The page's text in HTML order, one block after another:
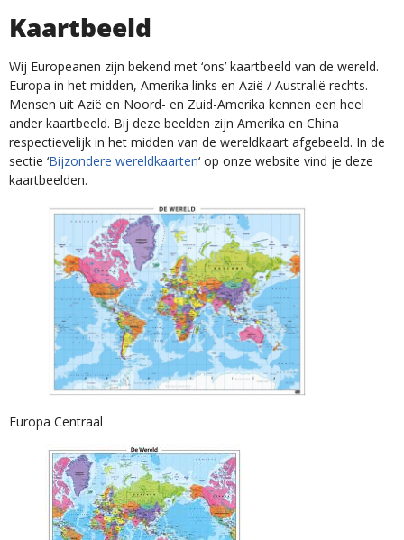
Kaartbeeld
Wij Europeanen zijn bekend met ‘ons’ kaartbeeld van de wereld.
Europa in het midden, Amerika links en Azië / Australië rechts.
Mensen uit Azië en Noord- en Zuid-Amerika kennen een heel
ander kaartbeeld. Bij deze beelden zijn Amerika en China
respectievelijk in het midden van de wereldkaart afgebeeld. In de
sectie ‘Bijzondere wereldkaarten‘ op onze website vind je deze
kaartbeelden.
Europa Centraal